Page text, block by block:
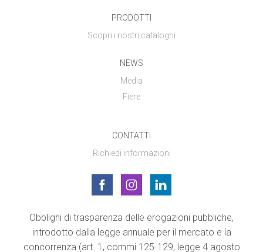
PRODOTTI
Scopri i nostri cataloghi
NEWS
Media
Fiere
CONTATTI
Richiedi informazioni
Obblighi di trasparenza delle erogazioni pubbliche,
introdotto dalla legge annuale per il mercato e la
concorrenza (art. 1, commi 125-129, legge 4 agosto